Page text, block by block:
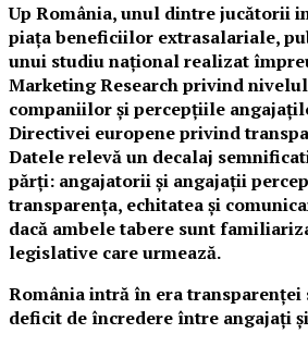
Up România, unul dintre jucătorii
piața beneficiilor extrasalariale,
unui studiu național realizat
Marketing Research privind
companiilor și percepțiile
Directivei europene privind
Datele relevă un decalaj
părți: angajatorii și angajații
transparența, echitatea și
dacă ambele tabere sunt
legislative care urmează.
România intră în era transparenței
deficit de încredere între angajați